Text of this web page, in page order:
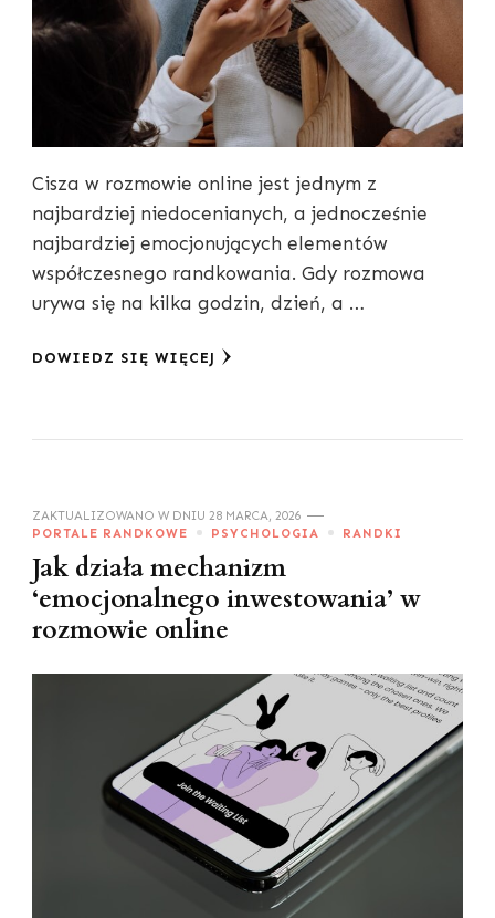
Cisza w rozmowie online jest jednym z
najbardziej niedocenianych, a jednocześnie
najbardziej emocjonujących elementów
współczesnego randkowania. Gdy rozmowa
urywa się na kilka godzin, dzień, a …
DOWIEDZ SIĘ WIĘCEJ
ZAKTUALIZOWANO W DNIU 28 MARCA, 2026
PORTALE RANDKOWE
PSYCHOLOGIA RANDKI
Jak działa mechanizm
‘emocjonalnego inwestowania’ w
rozmowie online